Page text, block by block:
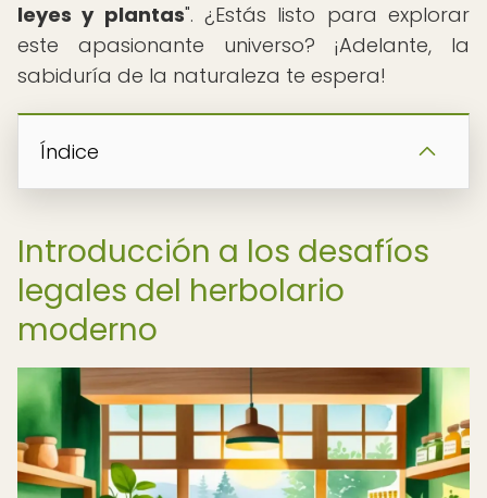
leyes y plantas". ¿Estás listo para explorar
este apasionante universo? ¡Adelante, la
sabiduría de la naturaleza te espera!
Índice
Introducción a los desafíos
legales del herbolario
moderno